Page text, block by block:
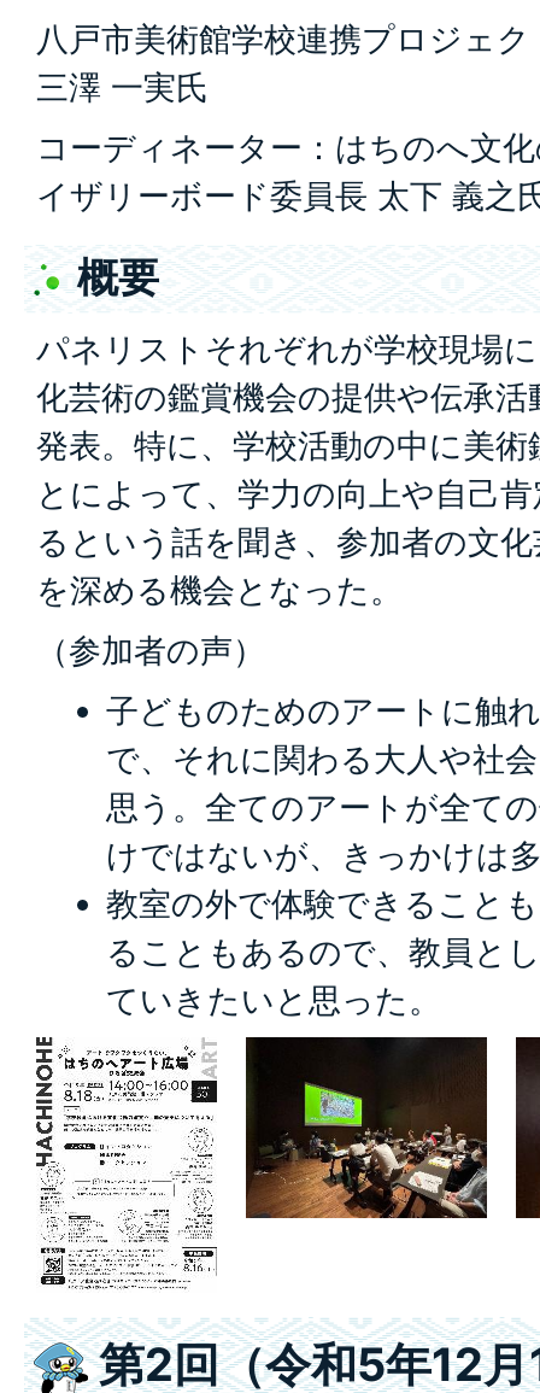
八戸市美術館学校連携プロジェ
三澤 一実氏
コーディネーター：はちのへ文
イザリーボード委員長 太下 義之
概要
パネリストそれぞれが学校現場
化芸術の鑑賞機会の提供や伝承
発表。特に、学校活動の中に美
とによって、学力の向上や自己
るという話を聞き、参加者の文
を深める機会となった。
（参加者の声）
子どものためのアートに触
で、それに関わる大人や社
思う。全てのアートが全て
けではないが、きっかけは
教室の外で体験できること
ることもあるので、教員と
ていきたいと思った。
第2回（令和5年12